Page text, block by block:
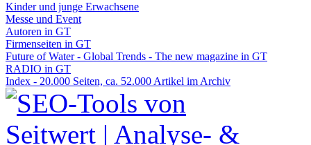
Kinder und junge Erwachsene
Messe und Event
Autoren in GT
Firmenseiten in GT
Future of Water - Global Trends - The new magazine in GT
RADIO in GT
Index - 20.000 Seiten, ca. 52.000 Artikel im Archiv